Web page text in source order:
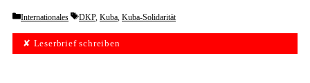
Categories
Internationales Tags
DKP, Kuba, Kuba-Solidarität
✘ Leserbrief schreiben